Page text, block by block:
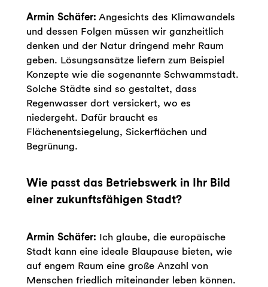
Armin Schäfer: Angesichts des Klimawandels
und dessen Folgen müssen wir ganzheitlich
denken und der Natur dringend mehr Raum
geben. Lösungsansätze liefern zum Beispiel
Konzepte wie die sogenannte Schwammstadt.
Solche Städte sind so gestaltet, dass
Regenwasser dort versickert, wo es
niedergeht. Dafür braucht es
Flächenentsiegelung, Sickerflächen und
Begrünung.
Wie passt das Betriebswerk in Ihr Bild
einer zukunftsfähigen Stadt?
Armin Schäfer: Ich glaube, die europäische
Stadt kann eine ideale Blaupause bieten, wie
auf engem Raum eine große Anzahl von
Menschen friedlich miteinander leben können.